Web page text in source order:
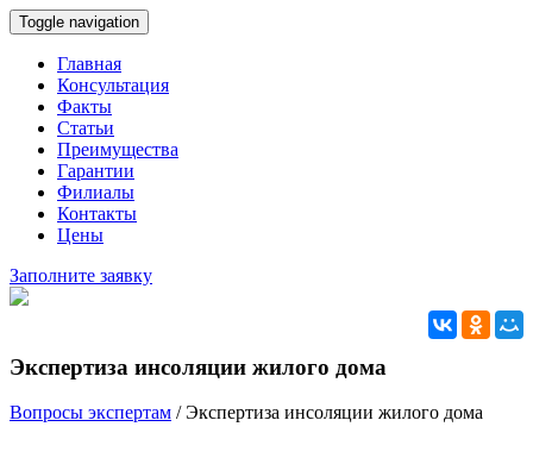
Toggle navigation
Главная
Консультация
Факты
Статьи
Преимущества
Гарантии
Филиалы
Контакты
Цены
Заполните заявку
Экспертиза инсоляции жилого дома
Вопросы экспертам /Экспертиза инсоляции жилого дома